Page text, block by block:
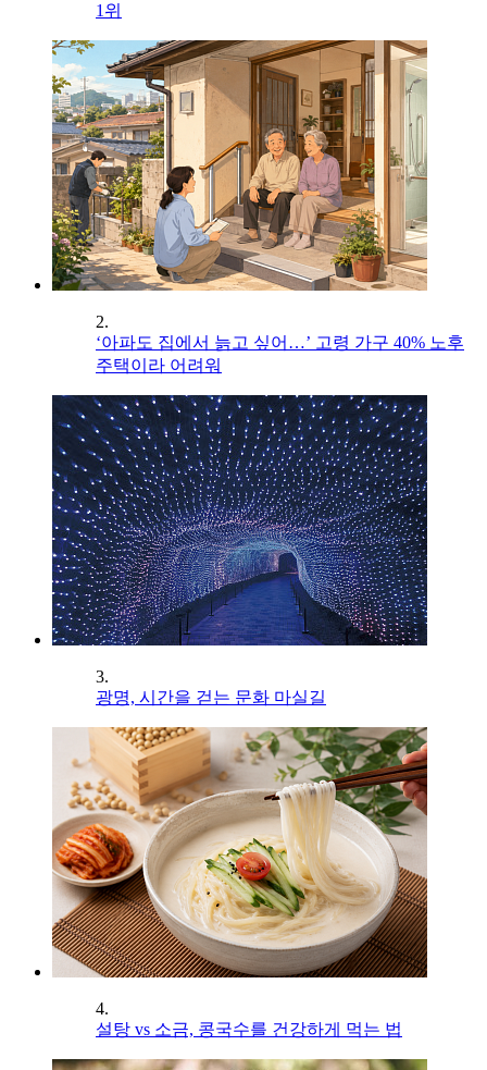
1위
2.
‘아파도 집에서 늙고 싶어…’ 고령 가구 40% 노후
주택이라 어려워
3.
광명, 시간을 걷는 문화 마실길
4.
설탕 vs 소금, 콩국수를 건강하게 먹는 법